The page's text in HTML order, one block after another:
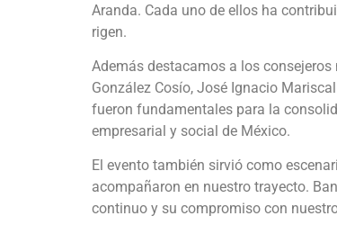
Aranda. Cada uno de ellos ha
rigen.
Además destacamos a los
González Cosío, José Ignacio
fueron fundamentales para la
empresarial y social de México.
El evento también sirvió como
acompañaron en nuestro trayecto.
continuo y su compromiso con